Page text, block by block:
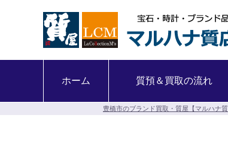
ホーム 質預＆買取の流れ
豊橋市のブランド買取・質屋【マルハナ質